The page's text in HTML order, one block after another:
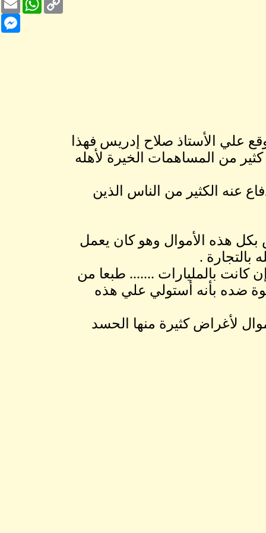
Link
علي الأستاذ صلاح إدريس فهذا
من المساهمات الخيرة لأهله
عنه الكثير من الناس الذين
بكل هذه الأموال وهو كان يعمل
.
بالمليارات ....... طبعا من
ضده بأنه أستولي علي هذه
لأغراض كثيرة منها الحسد